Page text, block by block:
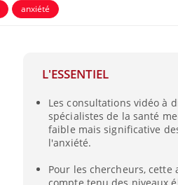
anxiété
L'ESSENTIEL
Les consultations vidéo à
spécialistes de la santé
faible mais significative
l'anxiété.
Pour les chercheurs,
compte tenu des niveaux
Hantavirus : un cas
détecté chez un touriste
en France
Mortalité infantile : un
rapport s’interroge sur